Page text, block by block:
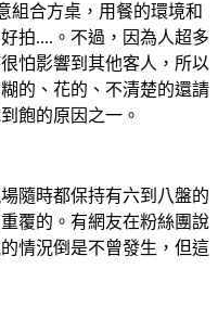
組合方桌，用餐的環境和
拍....。不過，因為人超多
怕影響到其他客人，所以
的、花的、不清楚的還請
飽的原因之一。
隨時都保持有六到八盤的
覆的。有網友在粉絲團說
情況倒是不曾發生，但這